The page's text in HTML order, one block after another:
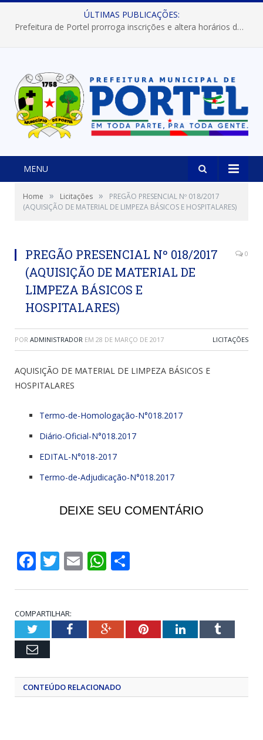
ÚLTIMAS PUBLICAÇÕES:
Prefeitura de Portel prorroga inscrições e altera horários dos concursos “Musa” e “Miss Mix Verão 2026”
MENU
Home » Licitações »
PREGÃO PRESENCIAL Nº 018/2017
(AQUISIÇÃO DE MATERIAL DE LIMPEZA BÁSICOS E HOSPITALARES)
PREGÃO PRESENCIAL Nº 018/2017
(AQUISIÇÃO DE MATERIAL DE
LIMPEZA BÁSICOS E
HOSPITALARES)
0
POR ADMINISTRADOR EM 28 DE MARÇO DE 2017 LICITAÇÕES
AQUISIÇÃO DE MATERIAL DE LIMPEZA BÁSICOS E
HOSPITALARES
Termo-de-Homologação-N°018.2017
Diário-Oficial-N°018.2017
EDITAL-N°018-2017
Termo-de-Adjudicação-N°018.2017
DEIXE SEU COMENTÁRIO
Facebook
Twitter
EmailWhatsApp
COMPARTILHAR:
TwitterFacebookGoogle+PinterestLinkedInTumblr
Email
CONTEÚDO RELACIONADO